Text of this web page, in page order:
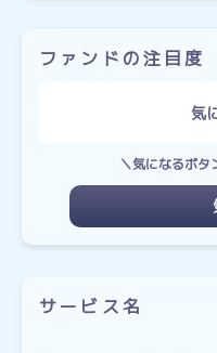
ファンドの注目度
気
＼気になるボタ
サービス名